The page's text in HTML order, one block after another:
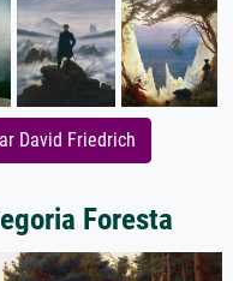
David Friedrich
Foresta